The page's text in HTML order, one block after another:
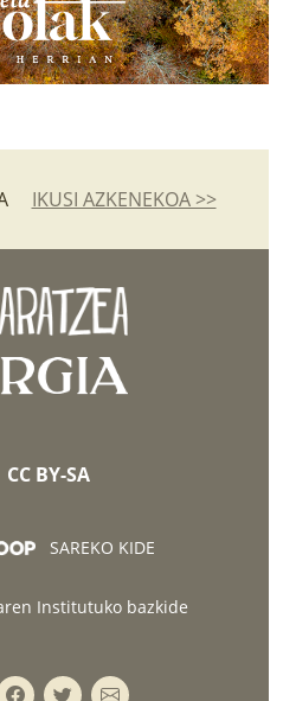
IKUSI AZKENEKOA >>
CC BY-SA
SAREKO KIDE
Institutuko bazkide